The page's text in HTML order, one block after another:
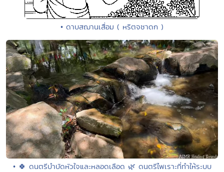
• ดาบสฌานเสื่อม ( หริตจชาดก )
• 🍀 ดนตรีบำบัดหัวใจและหลอดเลือด 🌿 ดนตรีไพเราะที่ทำให้ระบบ